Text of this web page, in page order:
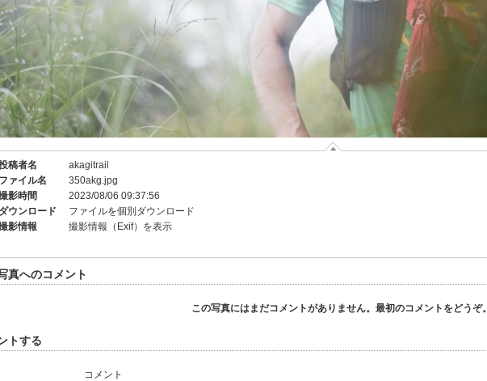
稿者名
akagitrail
ファイル名
350akg.jpg
影時間
2023/08/06 09:37:56
ダウンロード
ファイルを個別ダウンロード
影情報
撮影情報（Exif）を表示
真へのコメント
この写真にはまだコメントがありません。最初のコメントをどうぞ。
トする
コメント